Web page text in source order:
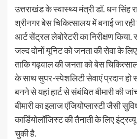
उत्तराखंड के स्वास्थ्य मंत्री डॉ. धन सिंह
श्रीनगर बेस चिकित्सालय में बनाई जा
आर्ट सेंट्रल लेबोरेटरी का निरीक्षण किया.
जल्द दोनों यूनिट को जनता की सेवा के लिए
ताकि गढ़वाल की जनता को बेस
के साथ सुपर-स्पेशलिटी सेवाएं प्रदान
बनने से यहां हार्ट से संबंधित बीमारी की
बीमारी का इलाज एंजियोप्लास्टी जैसी
कार्डियोलॉजिस्ट की तैनाती के लिए
चुकी है.